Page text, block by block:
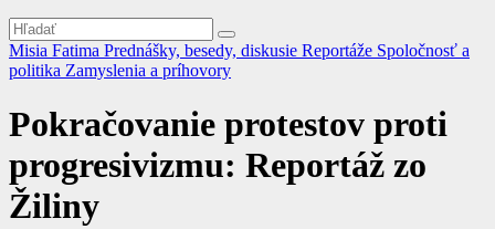
Misia Fatima Prednášky, besedy, diskusie Reportáže Spoločnosť a
politika Zamyslenia a príhovory
Pokračovanie protestov proti
progresivizmu: Reportáž zo
Žiliny